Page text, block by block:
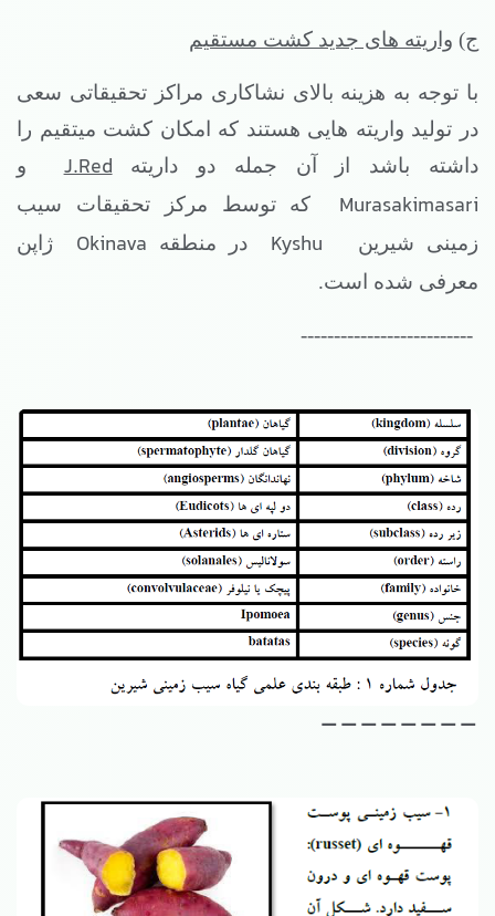
ج)واریته های جدید کشت مستقیم
با توجه به هزینه بالای نشاکاری مراکز تحقیقاتی سعی
در تولید واریته هایی هستند که امکان کشت میتقیم را
داشته باشد از آن جمله دو داریته
J.Red
Murasakimasari
که توسط مرکز تحقیقات سیب
زمینی شیرین
Kyshu در منطقه Okinava
ژاپن
معرفی شده است.
--------------------------
--------